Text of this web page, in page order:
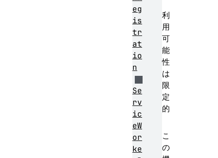
利
用
可
能
性
は
限
定
的
こ
の
eg
is
tr
at
io
n
Se
rv
ic
eW
or
ke